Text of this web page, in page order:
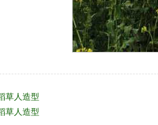
草人造型
草人造型